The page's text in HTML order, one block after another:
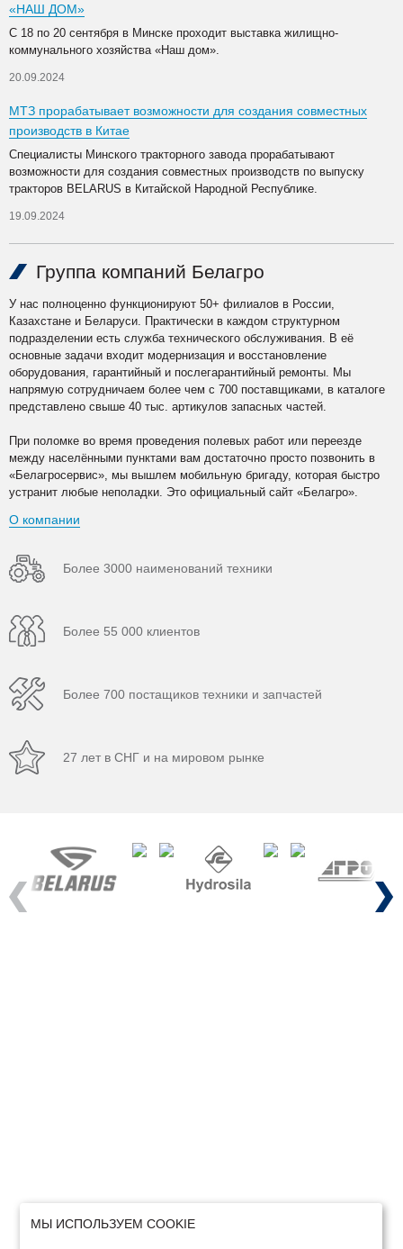
«НАШ ДОМ»
С 18 по 20 сентября в Минске проходит выставка жилищно-
коммунального хозяйства «Наш дом».
20.09.2024
МТЗ прорабатывает возможности для создания совместных
производств в Китае
Специалисты Минского тракторного завода прорабатывают
возможности для создания совместных производств по выпуску
тракторов BELARUS в Китайской Народной Республике.
19.09.2024
Группа компаний Белагро
У нас полноценно функционируют 50+ филиалов в России,
Казахстане и Беларуси. Практически в каждом структурном
подразделении есть служба технического обслуживания. В её
основные задачи входит модернизация и восстановление
оборудования, гарантийный и послегарантийный ремонты. Мы
напрямую сотрудничаем более чем с 700 поставщиками, в каталоге
представлено свыше 40 тыс. артикулов запасных частей.
При поломке во время проведения полевых работ или переезде
между населёнными пунктами вам достаточно просто позвонить в
«Белагросервис», мы вышлем мобильную бригаду, которая быстро
устранит любые неполадки. Это официальный сайт «Белагро».
О компании
Более 3000 наименований техники
Более 55 000 клиентов
Более 700 постащиков техники и запчастей
27 лет в СНГ и на мировом рынке
Previous Next
МЫ ИСПОЛЬЗУЕМ COOKIE